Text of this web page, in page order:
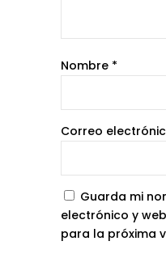
Nombre *
Correo
Guarda mi
electrónico y
para la próxima